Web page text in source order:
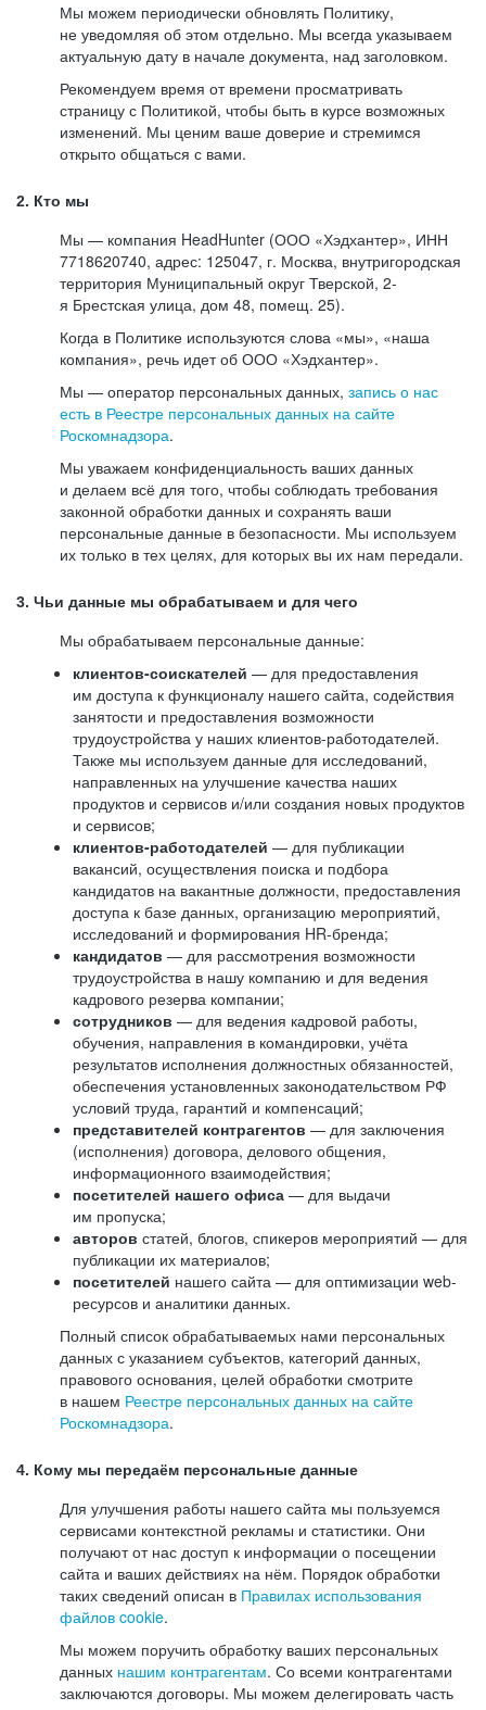
Мы можем периодически обновлять Политику,
не уведомляя об этом отдельно. Мы всегда указываем
актуальную дату в начале документа, над заголовком.
Рекомендуем время от времени просматривать
страницу с Политикой, чтобы быть в курсе возможных
изменений. Мы ценим ваше доверие и стремимся
открыто общаться с вами.
2. Кто мы
Мы — компания HeadHunter (ООО «Хэдхантер», ИНН
7718620740, адрес: 125047, г. Москва, внутригородская
территория Муниципальный округ Тверской, 2-
я Брестская улица, дом 48, помещ. 25).
Когда в Политике используются слова «мы», «наша
компания», речь идет об ООО «Хэдхантер».
Мы — оператор персональных данных, запись о нас
есть в Реестре персональных данных на сайте
Роскомнадзора.
Мы уважаем конфиденциальность ваших данных
и делаем всё для того, чтобы соблюдать требования
законной обработки данных и сохранять ваши
персональные данные в безопасности. Мы используем
их только в тех целях, для которых вы их нам передали.
3. Чьи данные мы обрабатываем и для чего
Мы обрабатываем персональные данные:
клиентов-соискателей — для предоставления
им доступа к функционалу нашего сайта, содействия
занятости и предоставления возможности
трудоустройства у наших клиентов-работодателей.
Также мы используем данные для исследований,
направленных на улучшение качества наших
продуктов и сервисов и/или создания новых продуктов
и сервисов;
клиентов-работодателей — для публикации
вакансий, осуществления поиска и подбора
кандидатов на вакантные должности, предоставления
доступа к базе данных, организацию мероприятий,
исследований и формирования HR-бренда;
кандидатов — для рассмотрения возможности
трудоустройства в нашу компанию и для ведения
кадрового резерва компании;
сотрудников — для ведения кадровой работы,
обучения, направления в командировки, учёта
результатов исполнения должностных обязанностей,
обеспечения установленных законодательством РФ
условий труда, гарантий и компенсаций;
представителей контрагентов — для заключения
(исполнения) договора, делового общения,
информационного взаимодействия;
посетителей нашего офиса — для выдачи
им пропуска;
авторов статей, блогов, спикеров мероприятий — для
публикации их материалов;
посетителей нашего сайта — для оптимизации web-
ресурсов и аналитики данных.
Полный список обрабатываемых нами персональных
данных с указанием субъектов, категорий данных,
правового основания, целей обработки смотрите
в нашем Реестре персональных данных на сайте
Роскомнадзора.
4. Кому мы передаём персональные данные
Для улучшения работы нашего сайта мы пользуемся
сервисами контекстной рекламы и статистики. Они
получают от нас доступ к информации о посещении
сайта и ваших действиях на нём. Порядок обработки
таких сведений описан в Правилах использования
файлов cookie.
Мы можем поручить обработку ваших персональных
данных нашим контрагентам. Со всеми контрагентами
заключаются договоры. Мы можем делегировать часть